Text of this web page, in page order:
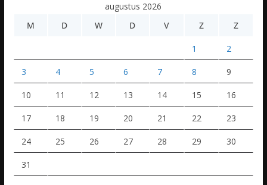
augustus 2026
M
D W D V Z Z
1 2
3 4 5 6 7 8 9
10 11 12 13 14 15 16
17 18 19 20 21 22 23
24 25 26 27 28 29 30
31